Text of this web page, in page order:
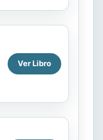
Ver Libro